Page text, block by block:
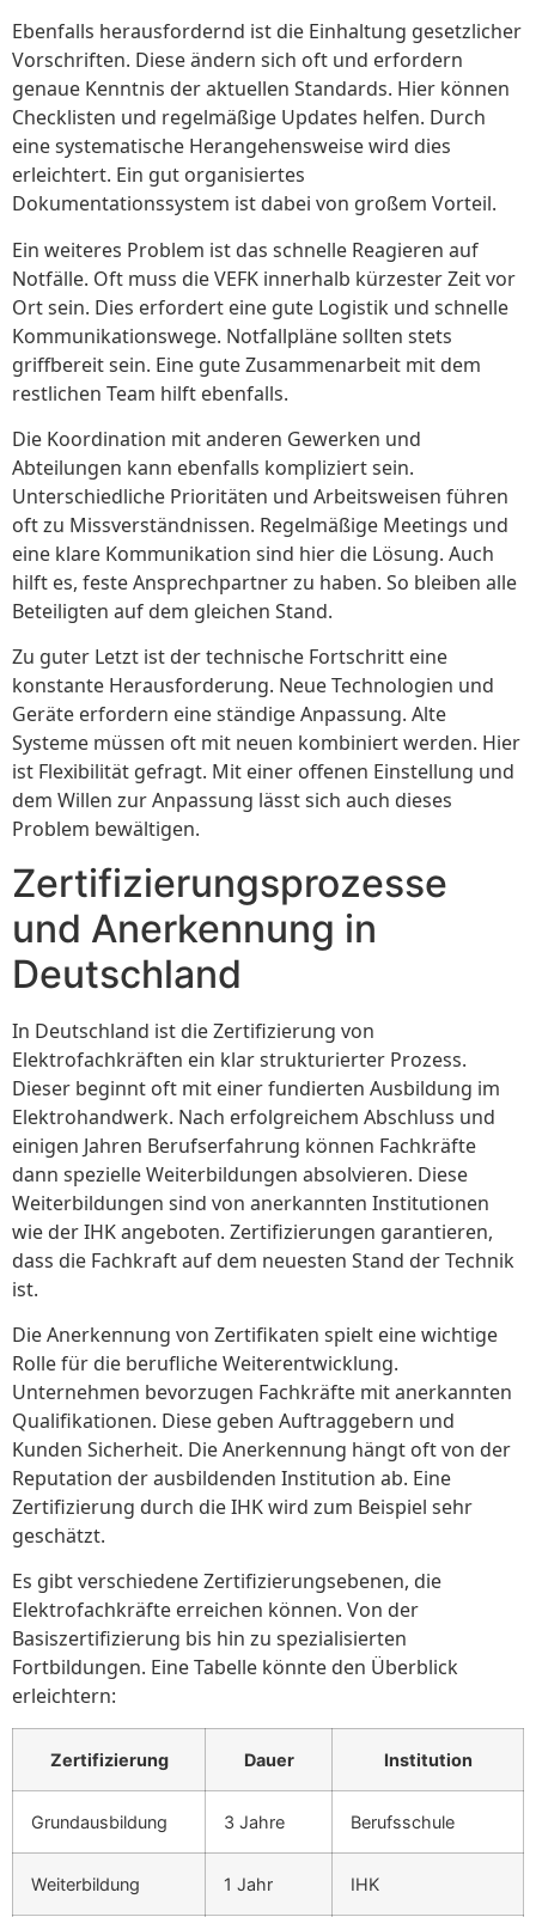
Ebenfalls herausfordernd ist die Einhaltung gesetzlicher
Vorschriften. Diese ändern sich oft und erfordern
genaue Kenntnis der aktuellen Standards. Hier können
Checklisten und regelmäßige Updates helfen. Durch
eine systematische Herangehensweise wird dies
erleichtert. Ein gut organisiertes
Dokumentationssystem ist dabei von großem Vorteil.
Ein weiteres Problem ist das schnelle Reagieren auf
Notfälle. Oft muss die VEFK innerhalb kürzester Zeit vor
Ort sein. Dies erfordert eine gute Logistik und schnelle
Kommunikationswege. Notfallpläne sollten stets
griffbereit sein. Eine gute Zusammenarbeit mit dem
restlichen Team hilft ebenfalls.
Die Koordination mit anderen Gewerken und
Abteilungen kann ebenfalls kompliziert sein.
Unterschiedliche Prioritäten und Arbeitsweisen führen
oft zu Missverständnissen. Regelmäßige Meetings und
eine klare Kommunikation sind hier die Lösung. Auch
hilft es, feste Ansprechpartner zu haben. So bleiben alle
Beteiligten auf dem gleichen Stand.
Zu guter Letzt ist der technische Fortschritt eine
konstante Herausforderung. Neue Technologien und
Geräte erfordern eine ständige Anpassung. Alte
Systeme müssen oft mit neuen kombiniert werden. Hier
ist Flexibilität gefragt. Mit einer offenen Einstellung und
dem Willen zur Anpassung lässt sich auch dieses
Problem bewältigen.
Zertifizierungsprozesse
und Anerkennung in
Deutschland
In Deutschland ist die Zertifizierung von
Elektrofachkräften ein klar strukturierter Prozess.
Dieser beginnt oft mit einer fundierten Ausbildung im
Elektrohandwerk. Nach erfolgreichem Abschluss und
einigen Jahren Berufserfahrung können Fachkräfte
dann spezielle Weiterbildungen absolvieren. Diese
Weiterbildungen sind von anerkannten Institutionen
wie der IHK angeboten. Zertifizierungen garantieren,
dass die Fachkraft auf dem neuesten Stand der Technik
ist.
Die Anerkennung von Zertifikaten spielt eine wichtige
Rolle für die berufliche Weiterentwicklung.
Unternehmen bevorzugen Fachkräfte mit anerkannten
Qualifikationen. Diese geben Auftraggebern und
Kunden Sicherheit. Die Anerkennung hängt oft von der
Reputation der ausbildenden Institution ab. Eine
Zertifizierung durch die IHK wird zum Beispiel sehr
geschätzt.
Es gibt verschiedene Zertifizierungsebenen, die
Elektrofachkräfte erreichen können. Von der
Basiszertifizierung bis hin zu spezialisierten
Fortbildungen. Eine Tabelle könnte den Überblick
erleichtern:
Zertifizierung Dauer Institution
Grundausbildung 3 Jahre Berufsschule
Weiterbildung 1 Jahr IHK